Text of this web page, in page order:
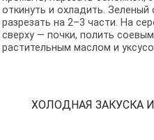
откинуть и охладить.
разрезать на 2–3 части. На
сверху — почки, полить
растительным маслом и
ХОЛОДНАЯ ЗАКУСКА